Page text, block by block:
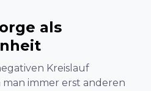
als
Kreislauf
immer erst anderen